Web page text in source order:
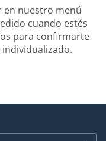
en nuestro menú
cuando estés
para confirmarte